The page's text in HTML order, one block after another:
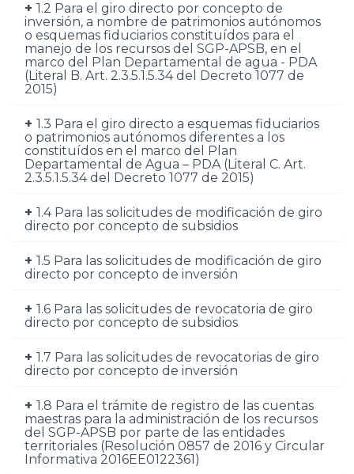
1.2 Para el giro directo por concepto de
inversión, a nombre de patrimonios autónomos
o esquemas fiduciarios constituídos para el
manejo de los recursos del SGP-APSB, en el
marco del Plan Departamental de agua - PDA
(Literal B. Art. 2.3.5.1.5.34 del Decreto 1077 de
2015)
1.3 Para el giro directo a esquemas fiduciarios
o patrimonios autónomos diferentes a los
constituídos en el marco del Plan
Departamental de Agua – PDA (Literal C. Art.
2.3.5.1.5.34 del Decreto 1077 de 2015)
1.4 Para las solicitudes de modificación de giro
directo por concepto de subsidios
1.5 Para las solicitudes de modificación de giro
directo por concepto de inversión
1.6 Para las solicitudes de revocatoria de giro
directo por concepto de subsidios
1.7 Para las solicitudes de revocatorias de giro
directo por concepto de inversión
1.8 Para el trámite de registro de las cuentas
maestras para la administración de los recursos
del SGP-APSB por parte de las entidades
territoriales (Resolución 0857 de 2016 y Circular
Informativa 2016EE0122361)